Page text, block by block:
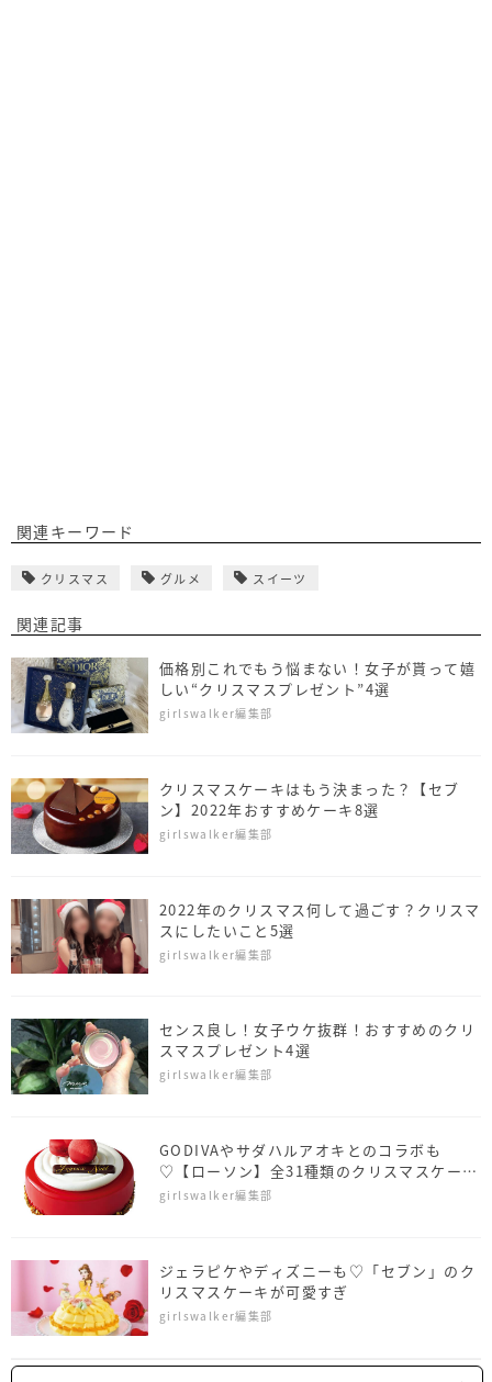
関連キーワード
クリスマス グルメ スイーツ
関連記事
価格別これでもう悩まない！女子が貰って嬉
しい“クリスマスプレゼント”4選
girlswalker編集部
クリスマスケーキはもう決まった？【セブ
ン】2022年おすすめケーキ8選
girlswalker編集部
2022年のクリスマス何して過ごす？クリスマ
スにしたいこと5選
girlswalker編集部
センス良し！女子ウケ抜群！おすすめのクリ
スマスプレゼント4選
girlswalker編集部
GODIVAやサダハルアオキとのコラボも
♡【ローソン】全31種類のクリスマスケーキ
がお目見え
girlswalker編集部
ジェラピケやディズニーも♡「セブン」のク
リスマスケーキが可愛すぎ
girlswalker編集部